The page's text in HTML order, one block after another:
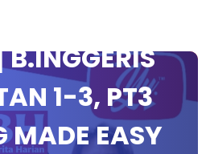
1-3, PT3
MADE EASY